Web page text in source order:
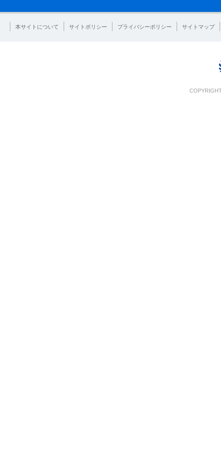
本サイトについて サイトポリシー プライバシーポリシー サイトマップ